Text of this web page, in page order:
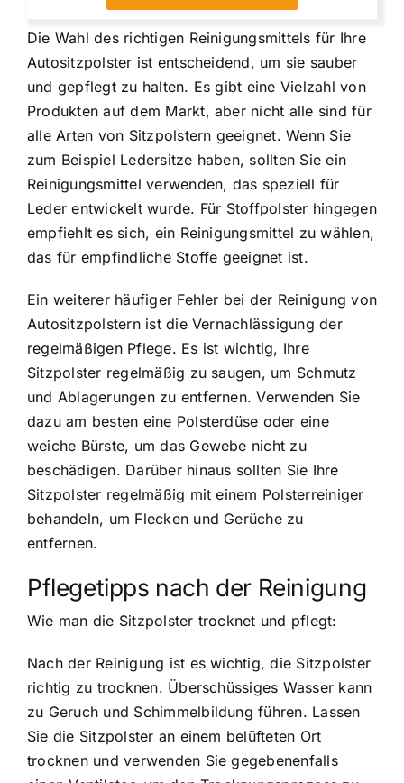
Die Wahl des richtigen Reinigungsmittels für Ihre
Autositzpolster ist entscheidend, um sie sauber
und gepflegt zu halten. Es gibt eine Vielzahl von
Produkten auf dem Markt, aber nicht alle sind für
alle Arten von Sitzpolstern geeignet. Wenn Sie
zum Beispiel Ledersitze haben, sollten Sie ein
Reinigungsmittel verwenden, das speziell für
Leder entwickelt wurde. Für Stoffpolster hingegen
empfiehlt es sich, ein Reinigungsmittel zu wählen,
das für empfindliche Stoffe geeignet ist.
Ein weiterer häufiger Fehler bei der Reinigung von
Autositzpolstern ist die Vernachlässigung der
regelmäßigen Pflege. Es ist wichtig, Ihre
Sitzpolster regelmäßig zu saugen, um Schmutz
und Ablagerungen zu entfernen. Verwenden Sie
dazu am besten eine Polsterdüse oder eine
weiche Bürste, um das Gewebe nicht zu
beschädigen. Darüber hinaus sollten Sie Ihre
Sitzpolster regelmäßig mit einem Polsterreiniger
behandeln, um Flecken und Gerüche zu
entfernen.
Pflegetipps nach der Reinigung
Wie man die Sitzpolster trocknet und pflegt:
Nach der Reinigung ist es wichtig, die Sitzpolster
richtig zu trocknen. Überschüssiges Wasser kann
zu Geruch und Schimmelbildung führen. Lassen
Sie die Sitzpolster an einem belüfteten Ort
trocknen und verwenden Sie gegebenenfalls